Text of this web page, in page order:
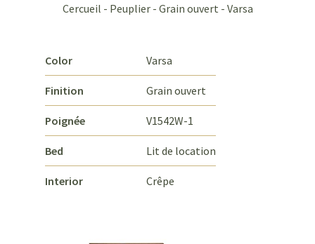
Cercueil - Peuplier - Grain ouvert - Varsa
Color Varsa
Finition Grain ouvert
Poignée V1542W-1
Bed Lit de location
Interior Crêpe